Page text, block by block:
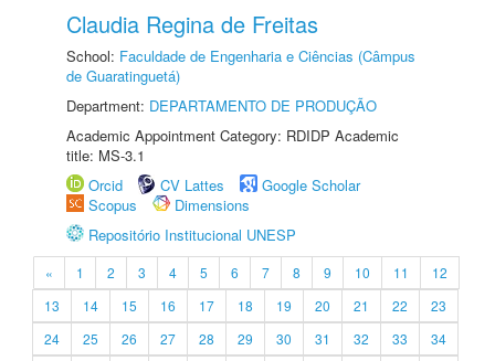
Claudia Regina de Freitas
School: Faculdade de Engenharia e Ciências (Câmpus
de Guaratinguetá)
Department: DEPARTAMENTO DE PRODUÇÃO
Academic Appointment Category: RDIDP Academic
title: MS-3.1
Orcid
CV Lattes
Google Scholar
Scopus
Dimensions
Repositório Institucional UNESP
« 1 2 3 4 5 6 7 8 9 10 11
12
13
14 15 16 17 18 19 20 21 22
23
24
25 26 27 28 29 30 31 32 33
34